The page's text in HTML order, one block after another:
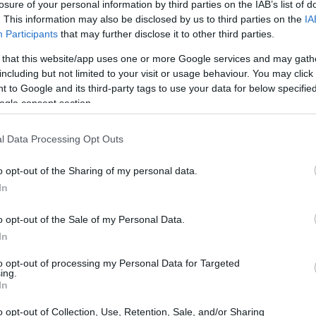
of your personal information by third parties on the IAB’s list of
This information may also be disclosed by us to third parties on the
Participants that may further disclose it to other third parties.
that this website/app uses one or more Google services and may
but not limited to your visit or usage behaviour. You may
to Google and its third-party tags to use your data for below
consent section.
Data Processing Opt Outs
opt-out of the Sharing of my personal data.
opt-out of the Sale of my Personal Data.
opt-out of processing my Personal Data for Targeted
opt-out of Collection, Use, Retention, Sale, and/or Sharing
Πρόγραμμα Συμβάσεων
τον εμβληματικό
αξία που δημιουργεί τόσο για την
όσο και για την εθνική
από τη Μονάδα Στρατηγικών
τον Αύγουστο του 2025 και
σχετικής σύμβασης.
10:31
10:21